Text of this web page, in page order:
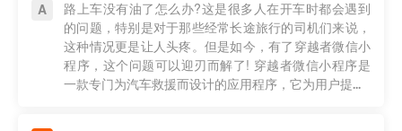
路上车没有油了怎么办?这是很多人在开车时都会遇到
的问题，特别是对于那些经常长途旅行的司机们来说，
这种情况更是让人头疼。但是如今，有了穿越者微信小
程序，这个问题可以迎刃而解了! 穿越者微信小程序是
一款专门为汽车救援而设计的应用程序，它为用户提...